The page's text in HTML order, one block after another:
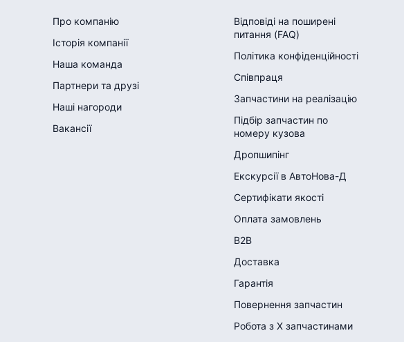
Про компанію
Історія компанії
Наша команда
Партнери та друзі
Наші нагороди
Вакансії
Відповіді на поширені
питання (FAQ)
Політика конфіденційності
Співпраця
Запчастини на реалізацію
Підбір запчастин по
номеру кузова
Дропшипінг
Екскурсії в АвтоНова-Д
Сертифікати якості
Оплата замовлень
B2B
Доставка
Гарантія
Повернення запчастин
Робота з Х запчастинами